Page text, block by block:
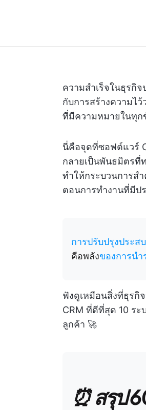
ความสำเร็จในธุรกิ
กับการสร้างความไ
ที่มีความหมายในทุ
นี่คือจุดที่ซอฟต์แวร์
กลายเป็นพันธมิตรที่
ทำให้กระบวนการส
ตอนการทำงานที่มีป
การปรับปรุงประส
คือพลังของการนำ
ฟังดูเหมือนสิ่งที่ธุรกิ
CRM ที่ดีที่สุด 10 ร
ลูกค้า 🚀
⏰ สรุป